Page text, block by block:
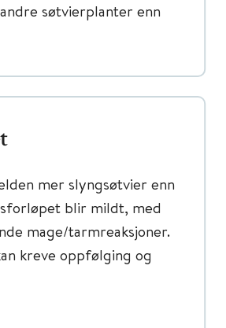
søtvierplanter enn
mer slyngsøtvier enn
blir mildt, med
mage/tarmreaksjoner.
kreve oppfølging og